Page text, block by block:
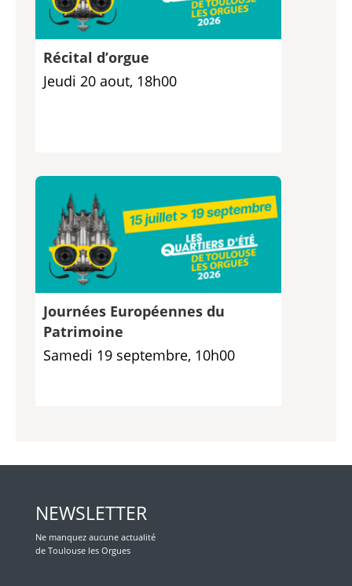
Récital d’orgue
Jeudi 20 aout, 18h00
Journées Européennes du
Patrimoine
Samedi 19 septembre, 10h00
NEWSLETTER
Ne manquez aucune actualité
de Toulouse les Orgues